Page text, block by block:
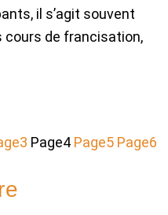
il s’agit souvent
cours de francisation,
3 Page4 Page5 Page6